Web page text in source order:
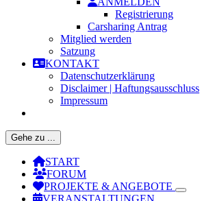
Registrierung
Carsharing Antrag
Mitglied werden
Satzung
KONTAKT
Datenschutzerklärung
Disclaimer | Haftungsausschluss
Impressum
Gehe zu ...
START
FORUM
PROJEKTE & ANGEBOTE